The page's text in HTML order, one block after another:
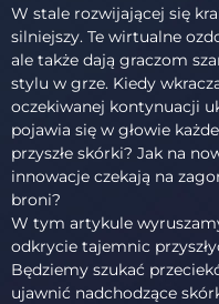
W stale rozwijającej się
silniejszy. Te wirtualne
ale także dają graczom
stylu w grze. Kiedy
oczekiwanej kontynuacji
pojawia się w głowie
przyszłe skórki? Jak na
innowacje czekają na
broni?
W tym artykule
odkrycie tajemnic
Będziemy szukać
ujawnić nadchodzące